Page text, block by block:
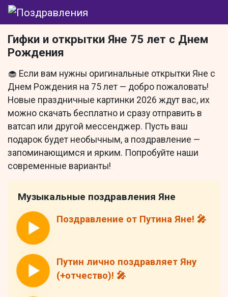
Гифки и открытки Яне 75 лет с Днем
Рождения
🧁 Если вам нужны оригинальные открытки Яне с
Днем Рождения на 75 лет — добро пожаловать!
Новые праздничные картинки 2026 ждут вас, их
можно скачать бесплатно и сразу отправить в
ватсап или другой мессенджер. Пусть ваш
подарок будет необычным, а поздравление —
запоминающимся и ярким. Попробуйте наши
современные варианты!
Музыкальные поздравления Яне
Поздравление от Путина Яне! 🎤
Путин лично поздравляет Яну
(+отчество)! 🎤